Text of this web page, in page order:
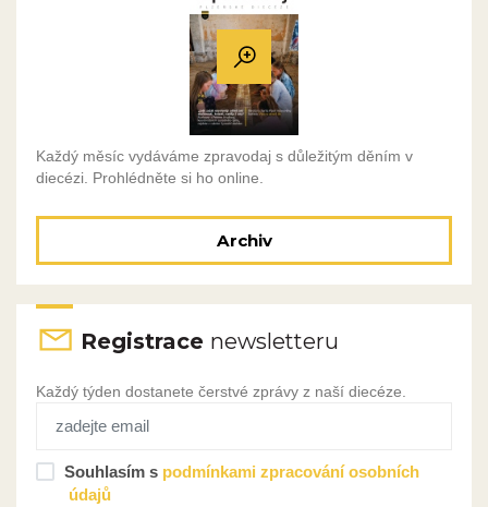
Každý měsíc vydáváme zpravodaj s důležitým děním v
diecézi. Prohlédněte si ho online.
Archiv
Registrace newsletteru
Každý týden dostanete čerstvé zprávy z naší diecéze.
Souhlasím s podmínkami zpracování osobních
údajů